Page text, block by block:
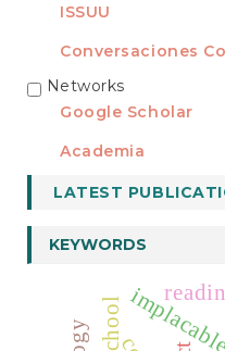
ISSUU
Conversaciones
REDES
Networks
Google Scholar
Academia
LATEST
KEYWORDS